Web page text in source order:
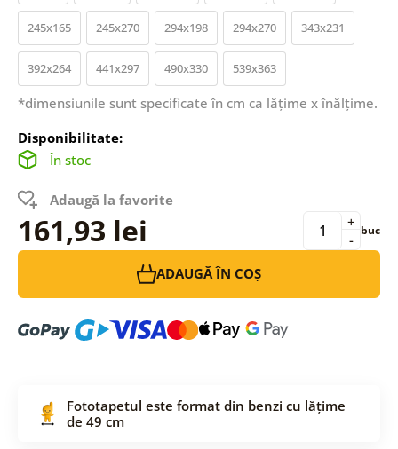
245x165 245x270 294x198 294x270 343x231
392x264 441x297 490x330 539x363
*dimensiunile sunt specificate în cm ca lățime x înălțime.
Disponibilitate:
În stoc
Adaugă la favorite
161,93 lei -
+ buc
ADAUGĂ ÎN COȘ
Fototapetul este format din benzi cu lățime
de 49 cm